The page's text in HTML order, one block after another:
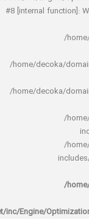
#8
/home/
/home/
rocket/inc/Engine/